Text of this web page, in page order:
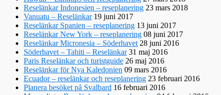
Reselänkar Indonesien – reseplanering 23 mars 2018
Vanuatu – Reselänkar19 juni 2017
Reselänkar Spanien – reseplanering 13 juni 2017
Reselänkar New York – reseplanering 08 juni 2017
Reselänkar Micronesia – Söderhavet 28 juni 2016
Söderhavet – Tahiti – Reselänkar31 maj 2016
Paris Reselänkar och turistguide 26 maj 2016
Reselänkar för Nya Kaledonien 09 mars 2016
Ecuador – reselänkar och reseplanering 23 februari 2016
Planera besöket på Svalbard 16 februari 2016